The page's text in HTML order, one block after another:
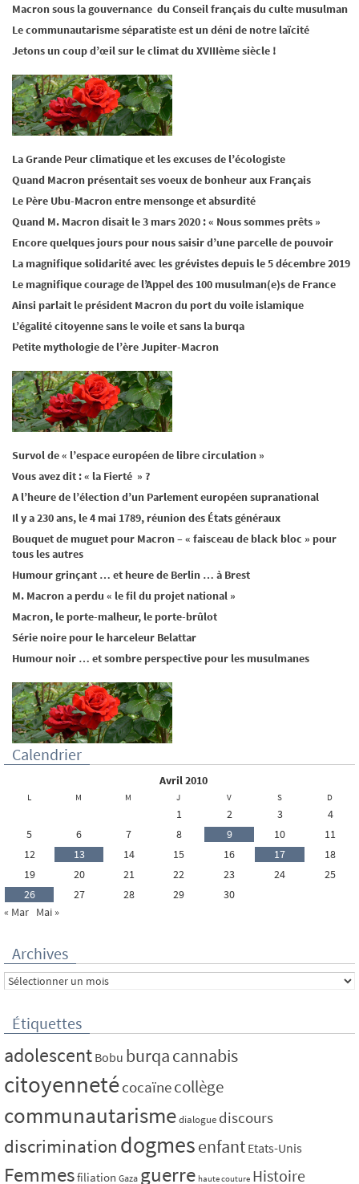
Macron sous la gouvernance du Conseil français du culte musulman
Le communautarisme séparatiste est un déni de notre laïcité
Jetons un coup d’œil sur le climat du XVIIIème siècle !
La Grande Peur climatique et les excuses de l’écologiste
Quand Macron présentait ses voeux de bonheur aux Français
Le Père Ubu-Macron entre mensonge et absurdité
Quand M. Macron disait le 3 mars 2020 : « Nous sommes prêts »
Encore quelques jours pour nous saisir d’une parcelle de pouvoir
La magnifique solidarité avec les grévistes depuis le 5 décembre 2019
Le magnifique courage de l’Appel des 100 musulman(e)s de France
Ainsi parlait le président Macron du port du voile islamique
L’égalité citoyenne sans le voile et sans la burqa
Petite mythologie de l’ère Jupiter-Macron
Survol de « l’espace européen de libre circulation »
Vous avez dit : « la Fierté » ?
A l’heure de l’élection d’un Parlement européen supranational
Il y a 230 ans, le 4 mai 1789, réunion des États généraux
Bouquet de muguet pour Macron – « faisceau de black bloc » pour
tous les autres
Humour grinçant … et heure de Berlin … à Brest
M. Macron a perdu « le fil du projet national »
Macron, le porte-malheur, le porte-brûlot
Série noire pour le harceleur Belattar
Humour noir … et sombre perspective pour les musulmanes
Calendrier
avril 2010
L M M J V S D
1 2 3
4
5
6 7 8 9 10
11
12
13 14 15 16 17
18
19
20 21 22 23 24
25
26
27 28 29
30
« Mar Mai »
Archives
Archives
Étiquettes
adolescent Bobu burqacannabis
citoyennetécocaïnecollège
communautarismedialogue discours
discrimination dogmesenfant Etats-Unis
Femmesfiliation Gaza guerre haute couture Histoire